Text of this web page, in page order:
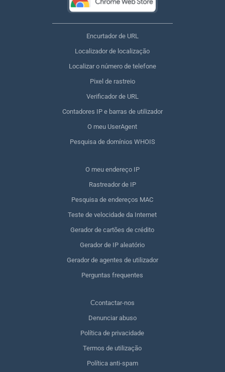
Encurtador de URL
Localizador de localização
Localizar o número de telefone
Pixel de rastreio
Verificador de URL
Contadores IP e barras de utilizador
O meu UserAgent
Pesquisa de domínios WHOIS
O meu endereço IP
Rastreador de IP
Pesquisa de endereços MAC
Teste de velocidade da Internet
Gerador de cartões de crédito
Gerador de IP aleatório
Gerador de agentes de utilizador
Perguntas frequentes
Сcontactar-nos
Denunciar abuso
Política de privacidade
Termos de utilização
Política anti-spam